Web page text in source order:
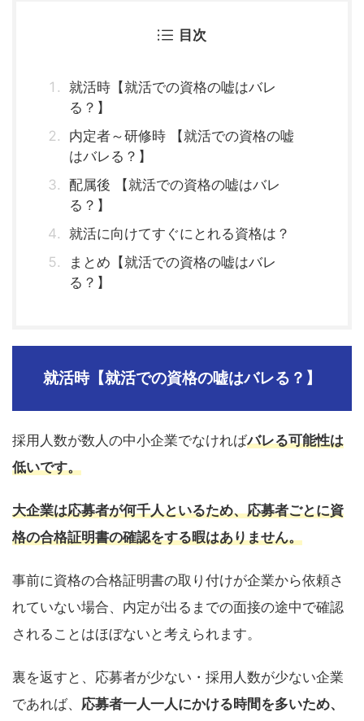
目次
就活時【就活での資格の嘘はバレ
る？】
内定者～研修時 【就活での資格の嘘
はバレる？】
配属後 【就活での資格の嘘はバレ
る？】
就活に向けてすぐにとれる資格は？
まとめ【就活での資格の嘘はバレ
る？】
就活時【就活での資格の嘘はバレる？】
採用人数が数人の中小企業でなければバレる可能性は
低いです。
大企業は応募者が何千人といるため、応募者ごとに資
格の合格証明書の確認をする暇はありません。
事前に資格の合格証明書の取り付けが企業から依頼さ
れていない場合、内定が出るまでの面接の途中で確認
されることはほぼないと考えられます。
裏を返すと、応募者が少ない・採用人数が少ない企業
であれば、 応募者一人一人にかける時間を多いため、